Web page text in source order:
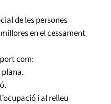
de les persones
en el cessament
com:
plana.
i al relleu